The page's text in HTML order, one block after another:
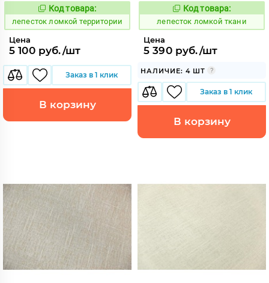
865479
Код товара:
лепесток ломкой территории
Цена
5 100 руб./шт
Заказ в 1 клик
В корзину
865480
Код товара:
лепесток ломкой ткани
Цена
5 390 руб./шт
НАЛИЧИЕ: 4 ШТ
Заказ в 1 клик
В корзину